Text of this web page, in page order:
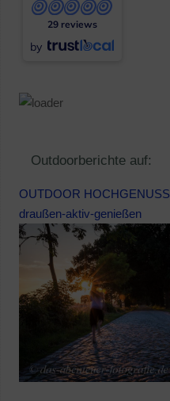
29 reviews
by
Outdoorberichte auf:
OUTDOOR HOCHGENUSS
draußen-aktiv-genießen